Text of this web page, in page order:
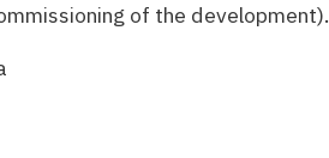
of the development).